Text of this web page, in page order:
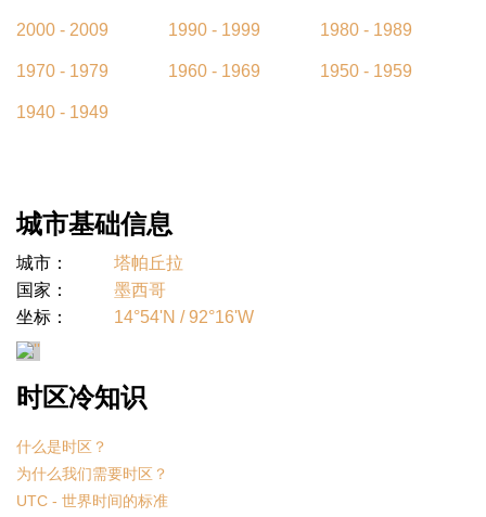
2000 - 2009 1990 - 1999 1980 - 1989
1970 - 1979 1960 - 1969 1950 - 1959
1940 - 1949
城市基础信息
城市：
塔帕丘拉
国家：
墨西哥
坐标：
14°54'N / 92°16'W
时区冷知识
什么是时区？
为什么我们需要时区？
UTC - 世界时间的标准